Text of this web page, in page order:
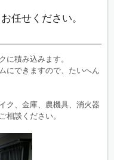
お任せください。
に積み込みます。
にできますので、たいへん
ク、金庫、農機具、消火器
相談ください。